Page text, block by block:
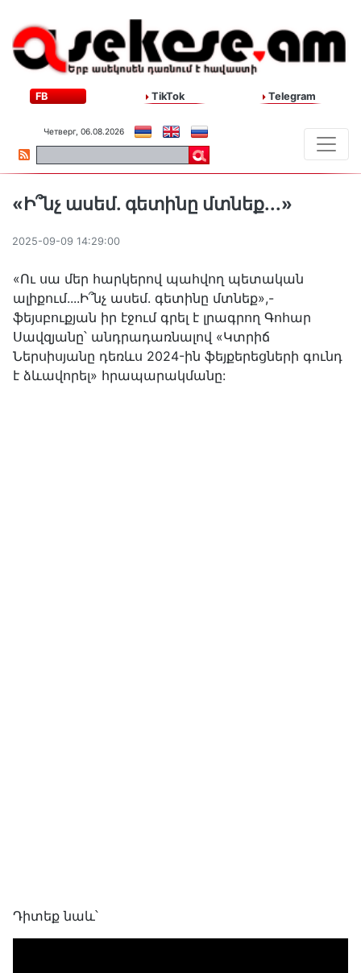
FB TikTok Telegram
Четверг, 06.08.2026
«Ի՞նչ ասեմ. գետինը մտնեք...»
2025-09-09 14:29:00
«Ու սա մեր հարկերով պահվող պետական
ալիքում....Ի՞նչ ասեմ. գետինը մտնեք»,-
ֆեյսբուքյան իր էջում գրել է լրագրող Գոհար
Սավզյանը՝ անդրադառնալով «Կտրիճ
Ներսիսյանը դեռևս 2024-ին ֆեյքերեցների գունդ
է ձևավորել» հրապարակմանը:
Դիտեք նաև՝